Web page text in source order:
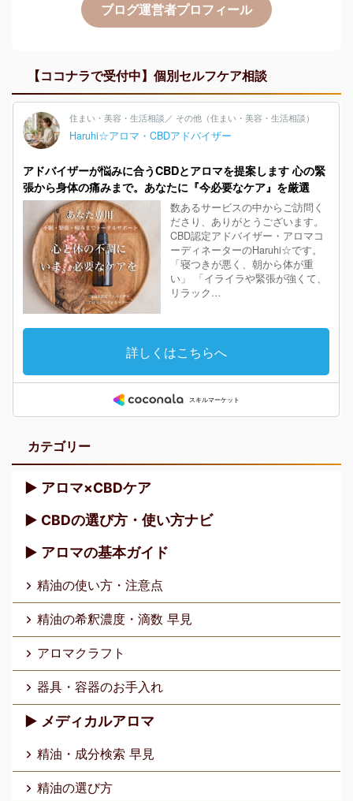
ブログ運営者プロフィール
【ココナラで受付中】個別セルフケア相談
カテゴリー
▶︎ アロマ×CBDケア
▶︎ CBDの選び方・使い方ナビ
▶︎ アロマの基本ガイド
精油の使い方・注意点
精油の希釈濃度・滴数 早見
アロマクラフト
器具・容器のお手入れ
▶︎ メディカルアロマ
精油・成分検索 早見
精油の選び方